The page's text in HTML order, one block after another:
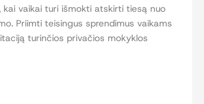
vaikai turi išmokti atskirti tiesą nuo
Priimti teisingus sprendimus vaikams
turinčios privačios mokyklos